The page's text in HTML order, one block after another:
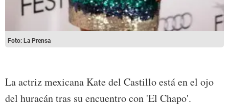
Foto: La Prensa
La actriz mexicana Kate del Castillo está en el ojo
del huracán tras su encuentro con 'El Chapo'.